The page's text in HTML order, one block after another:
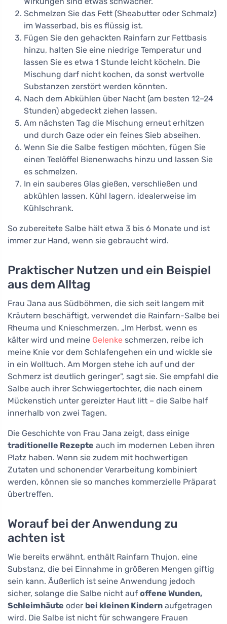
Schmelzen Sie das Fett (Sheabutter oder Schmalz)
im Wasserbad, bis es flüssig ist.
Fügen Sie den gehackten Rainfarn zur Fettbasis
hinzu, halten Sie eine niedrige Temperatur und
lassen Sie es etwa 1 Stunde leicht köcheln. Die
Mischung darf nicht kochen, da sonst wertvolle
Substanzen zerstört werden könnten.
Nach dem Abkühlen über Nacht (am besten 12–24
Stunden) abgedeckt ziehen lassen.
Am nächsten Tag die Mischung erneut erhitzen
und durch Gaze oder ein feines Sieb abseihen.
Wenn Sie die Salbe festigen möchten, fügen Sie
einen Teelöffel Bienenwachs hinzu und lassen Sie
es schmelzen.
In ein sauberes Glas gießen, verschließen und
abkühlen lassen. Kühl lagern, idealerweise im
Kühlschrank.
So zubereitete Salbe hält etwa 3 bis 6 Monate und ist
immer zur Hand, wenn sie gebraucht wird.
Praktischer Nutzen und ein Beispiel
aus dem Alltag
Frau Jana aus Südböhmen, die sich seit langem mit
Kräutern beschäftigt, verwendet die Rainfarn-Salbe bei
Rheuma und Knieschmerzen. „Im Herbst, wenn es
kälter wird und meine Gelenke schmerzen, reibe ich
meine Knie vor dem Schlafengehen ein und wickle sie
in ein Wolltuch. Am Morgen stehe ich auf und der
Schmerz ist deutlich geringer", sagt sie. Sie empfahl die
Salbe auch ihrer Schwiegertochter, die nach einem
Mückenstich unter gereizter Haut litt – die Salbe half
innerhalb von zwei Tagen.
Die Geschichte von Frau Jana zeigt, dass einige
traditionelle Rezepte auch im modernen Leben ihren
Platz haben. Wenn sie zudem mit hochwertigen
Zutaten und schonender Verarbeitung kombiniert
werden, können sie so manches kommerzielle Präparat
übertreffen.
Worauf bei der Anwendung zu
achten ist
Wie bereits erwähnt, enthält Rainfarn Thujon, eine
Substanz, die bei Einnahme in größeren Mengen giftig
sein kann. Äußerlich ist seine Anwendung jedoch
sicher, solange die Salbe nicht auf offene Wunden,
Schleimhäute oder bei kleinen Kindern aufgetragen
wird. Die Salbe ist nicht für schwangere Frauen